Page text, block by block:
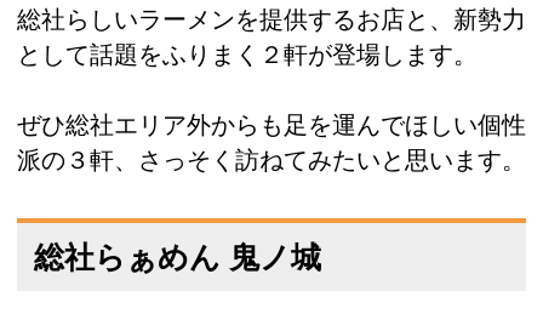
総社らしいラーメンを提供するお店と、新勢力
として話題をふりまく２軒が登場します。
ぜひ総社エリア外からも足を運んでほしい個性
派の３軒、さっそく訪ねてみたいと思います。
総社らぁめん 鬼ノ城